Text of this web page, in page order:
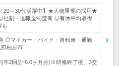
20～30代活躍中】★人物重視の採用★
社割・退職金制度有 ◎有休平均取得
も
◎マイカー・バイク・自転車 通勤
柏原市…
年2回(計6.0ヶ月分)※研修終了後、3交